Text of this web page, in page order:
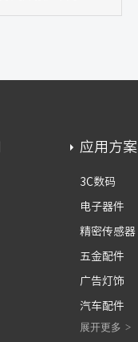
应用方案
3C数码
电子器件
精密传感器
五金配件
广告灯饰
汽车配件
展开更多